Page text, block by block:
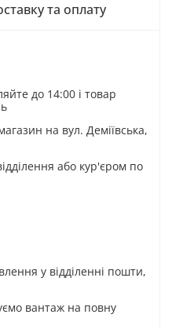
та оплату
до 14:00 і товар
на вул. Деміївська,
або кур'єром по
у відділенні пошти,
вантаж на повну